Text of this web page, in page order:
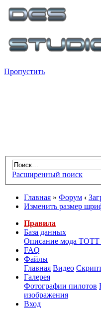
Пропустить
Расширенный поиск
Главная » Форум ‹
Изменить размер
Правила
База данных
Описание мода ТОТТ
FAQ
Файлы
Главная Видео
Галерея
Фотографии пилотов
изображения
Вход